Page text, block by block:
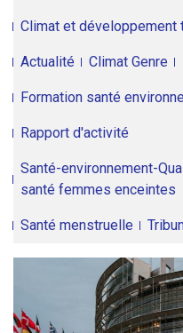
Climat et développement
Actualité Climat Genre
Formation santé
Rapport d'activité
Santé-environnement-
santé femmes enceintes
Santé menstruelle